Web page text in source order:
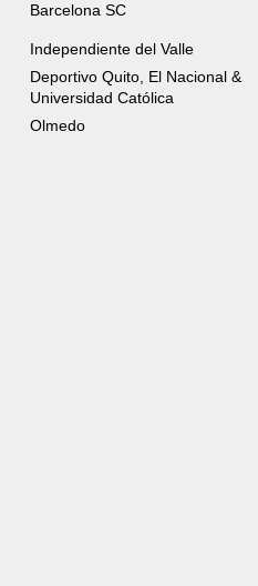
Barcelona SC
Independiente del Valle
Deportivo Quito, El Nacional &
Universidad Católica
Olmedo